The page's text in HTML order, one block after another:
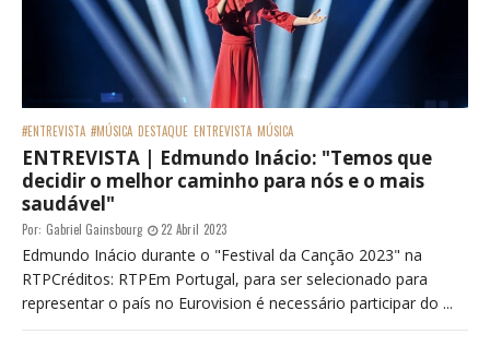
#ENTREVISTA #MÚSICA DESTAQUE ENTREVISTA MÚSICA
ENTREVISTA | Edmundo Inácio: "Temos que
decidir o melhor caminho para nós e o mais
saudável"
Por: Gabriel Gainsbourg 22 Abril 2023
Edmundo Inácio durante o "Festival da Canção 2023" na
RTPCréditos: RTPEm Portugal, para ser selecionado para
representar o país no Eurovision é necessário participar do ...